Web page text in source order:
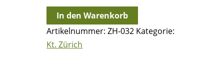
27.9.1843
-
Sternenberg
In den Warenkorb
Artikelnummer:ZH-032 Kategorie:
Kt. Zürich